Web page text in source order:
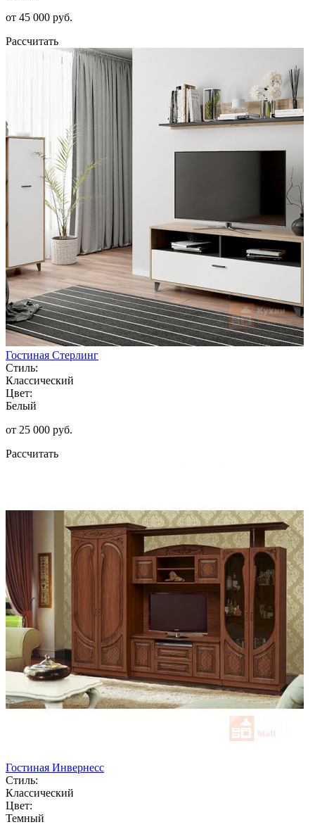
от 45 000 руб.
Рассчитать
Гостиная Стерлинг
Стиль:
Классический
Цвет:
Белый
от 25 000 руб.
Рассчитать
Гостиная Инвернесс
Стиль:
Классический
Цвет:
Темный